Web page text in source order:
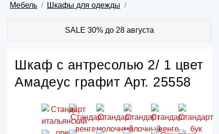
Мебель Шкафы для одежды
SALE 30% до 28 августа
Шкаф с антресолью 2/ 1 цвет
Амадеус графит Арт. 25558